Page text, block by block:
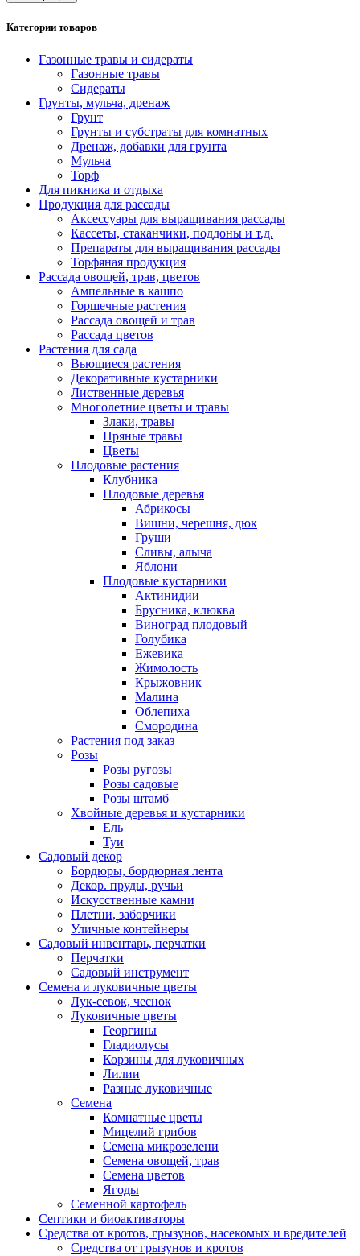
Категории товаров
Газонные травы и сидераты
Газонные травы
Сидераты
Грунты, мульча, дренаж
Грунт
Грунты и субстраты для комнатных
Дренаж, добавки для грунта
Мульча
Торф
Для пикника и отдыха
Продукция для рассады
Аксессуары для выращивания рассады
Кассеты, стаканчики, поддоны и т.д.
Препараты для выращивания рассады
Торфяная продукция
Рассада овощей, трав, цветов
Ампельные в кашпо
Горшечные растения
Рассада овощей и трав
Рассада цветов
Растения для сада
Вьющиеся растения
Декоративные кустарники
Лиственные деревья
Многолетние цветы и травы
Злаки, травы
Пряные травы
Цветы
Плодовые растения
Клубника
Плодовые деревья
Абрикосы
Вишни, черешня, дюк
Груши
Сливы, алыча
Яблони
Плодовые кустарники
Актинидии
Брусника, клюква
Виноград плодовый
Голубика
Ежевика
Жимолость
Крыжовник
Малина
Облепиха
Смородина
Растения под заказ
Розы
Розы ругозы
Розы садовые
Розы штамб
Хвойные деревья и кустарники
Ель
Туи
Садовый декор
Бордюры, бордюрная лента
Декор. пруды, ручьи
Искусственные камни
Плетни, заборчики
Уличные контейнеры
Садовый инвентарь, перчатки
Перчатки
Садовый инструмент
Семена и луковичные цветы
Лук-севок, чеснок
Луковичные цветы
Георгины
Гладиолусы
Корзины для луковичных
Лилии
Разные луковичные
Семена
Комнатные цветы
Мицелий грибов
Семена микрозелени
Семена овощей, трав
Семена цветов
Ягоды
Семенной картофель
Септики и биоактиваторы
Средства от кротов, грызунов, насекомых и вредителей
Средства от грызунов и кротов